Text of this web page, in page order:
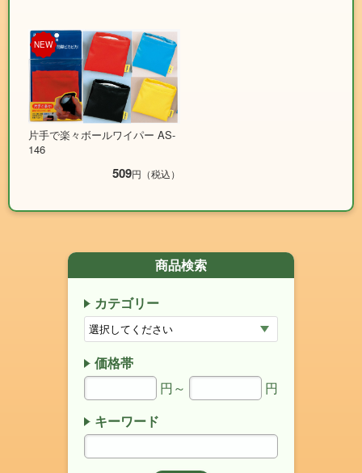
NEW
片手で楽々ボールワイパー AS-
146
509円（税込）
商品検索
カテゴリー
価格帯
円～
円
キーワード